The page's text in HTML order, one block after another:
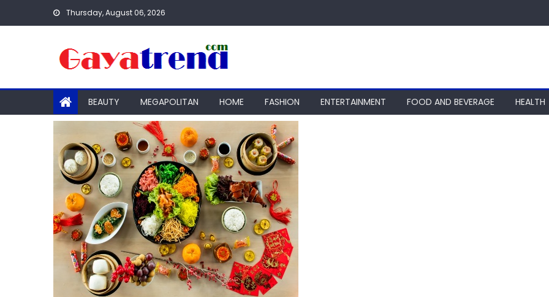
Thursday, August 06, 2026
BEAUTY MEGAPOLITAN HOME FASHION ENTERTAINMENT FOOD AND BEVERAGE HEALTH